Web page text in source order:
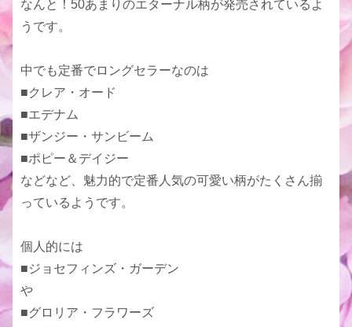
なんと！50あまりのエターナル柄が発売されているよ
うです。
中でも定番でロングセラーなのは
■クレア・オード
■エデナム
■ザンジー・サンビーム
■ポピー＆デイジー
などなど、魅力的で定番人気の可愛い柄がたくさん揃
っているようです。
個人的には
■ジョセフィンズ・ガーデン
や
■グロリア・フラワーズ